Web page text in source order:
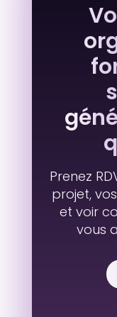
Prenez
projet,
et voir
vous